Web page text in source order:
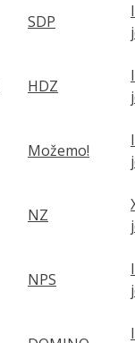
SDP
HDZ
Možemo!
NZ
NPS